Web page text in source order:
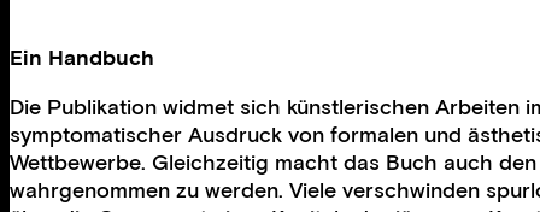
Ein Handbuch
Die Publikation widmet sich künstlerischen Arbeiten
symptomatischer Ausdruck von formalen und
Wettbewerbe. Gleichzeitig macht das Buch auch
wahrgenommen zu werden. Viele verschwinden